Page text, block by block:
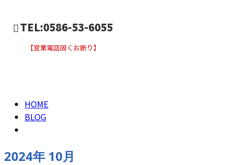
TEL:0586-53-6055
【営業電話固くお断り】
HOME
BLOG
2024年 10月